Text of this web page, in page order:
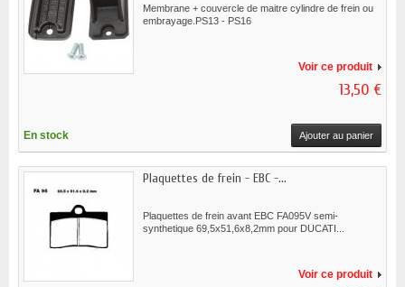
Membrane + couvercle de maitre cylindre de frein ou
embrayage.PS13 - PS16
Voir ce produit
13,50 €
En stock Ajouter au panier
Plaquettes de frein - EBC -...
Plaquettes de frein avant EBC FA095V semi-
synthetique 69,5x51,6x8,2mm pour DUCATI...
Voir ce produit